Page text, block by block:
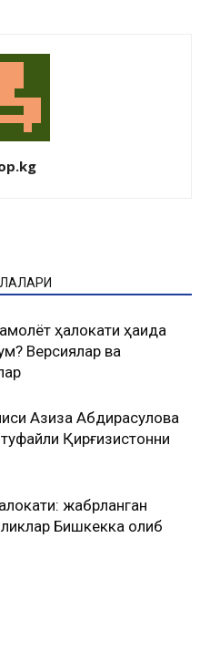
ҳалокати ҳақида
Версиялар ва
Азиза Абдирасулова
Қирғизистонни
жабрланган
Бишкекка олиб